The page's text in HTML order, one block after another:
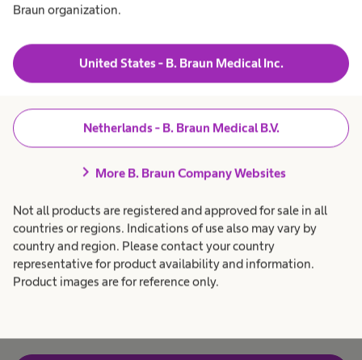
Braun organization.
United States - B. Braun Medical Inc.
Netherlands - B. Braun Medical B.V.
chevron_right More B. Braun Company Websites
Not all products are registered and approved for sale in all
countries or regions. Indications of use also may vary by
country and region. Please contact your country
representative for product availability and information.
Product images are for reference only.
Afvalvermindering herbruikbare specula
Bespaar jaarlijks meer dan
5.000 kg afval
Onderzoek wijst uit dat je een enorme
overstapt naar een herbruikbare specula. De
5.875 gebruikte wegwerp specula zorgde voor
5.462 kg aan afval in een jaar. Terwijl de
herbruikbare variant slechts voor 65 kg aan afval